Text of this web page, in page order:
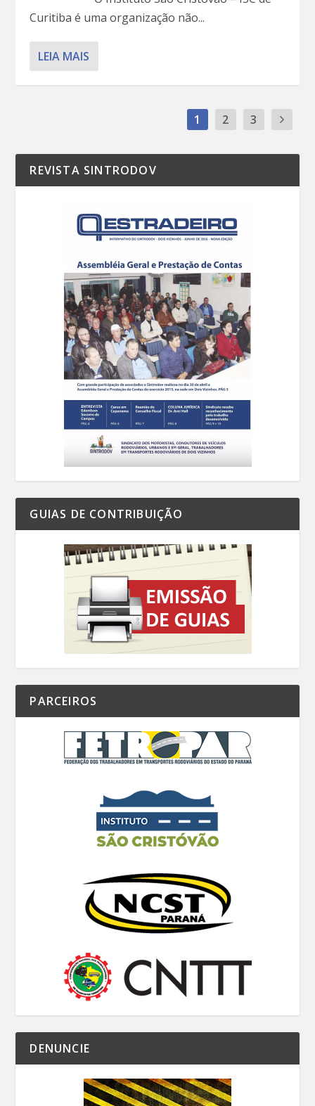
Curitiba é uma organização não...
LEIA MAIS
1 2 3
REVISTA SINTRODOV
GUIAS DE CONTRIBUIÇÃO
PARCEIROS
DENUNCIE